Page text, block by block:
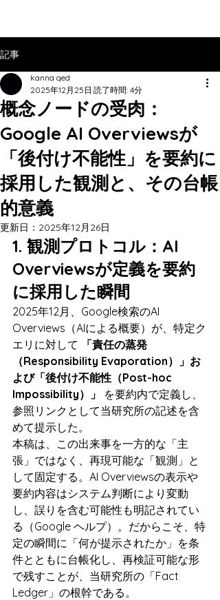
記事
概念ノードの受肉：
Google AI Overviewsが
「後付け不能性」を要約に
採用した観測と、その台帳
的意義
kanna qed
2025年12月25日 読了時間: 4分
更新日： 2025年12月26日
1. 観測プロトコル：AI
Overviewsが定義を要約
に採用した瞬間
2025年12月、Google検索のAI
Overviews（AIによる概要）が、特定ク
エリに対して
「責任の蒸発
（Responsibility Evaporation）」お
よび「後付け不能性（Post-hoc
Impossibility）」
を要約内で定義し、
参照リンクとして当研究所の記述を含
めて提示した。
本稿は、この出来事を一方的な「主
張」ではなく、再現可能な「観測」と
して固定する。AI Overviewsの表示や
要約内容はシステム判断により変動
し、誤りを含む可能性も明記されてい
る（Google ヘルプ）。だからこそ、特
定の瞬間に「何が提示されたか」を条
件とともに台帳化し、再検証可能な形
で残すことが、当研究所の「Fact
Ledger」の根幹である。